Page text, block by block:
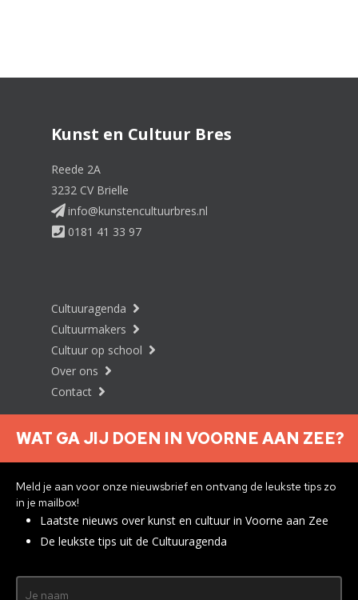
Kunst en Cultuur Bres
Reede 2A
3232 CV Brielle
info@kunstencultuurbres.nl
0181 41 33 97
Cultuuragenda
Cultuurmakers
Cultuur op school
Over ons
Contact
Nieuwsbrief aanmelden
Privacyverklaring
WAT GA JIJ DOEN IN VOORNE AAN ZEE?
Meld je aan voor onze nieuwsbrief en ontvang de leukste tips zo
in je mailbox!
Laatste nieuws over kunst en cultuur in Voorne aan Zee
De leukste tips uit de Cultuuragenda